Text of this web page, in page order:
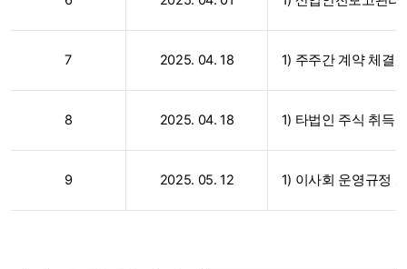
7 2025. 04. 18 1) 주주간 계약 체결
8 2025. 04. 18 1) 타법인 주식 취득(
9 2025. 05. 12 1) 이사회 운영규정